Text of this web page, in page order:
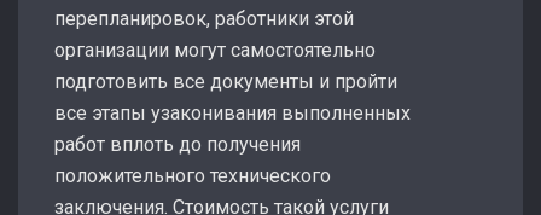
перепланировок, работники этой
организации могут самостоятельно
подготовить все документы и пройти
все этапы узаконивания выполненных
работ вплоть до получения
положительного технического
заключения. Стоимость такой услуги